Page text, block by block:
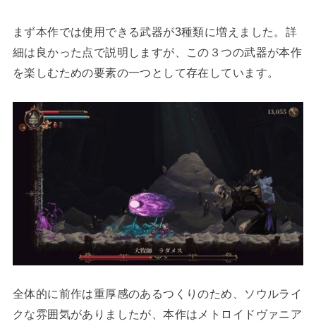
まず本作では使用できる武器が3種類に増えました。詳
細は良かった点で説明しますが、この３つの武器が本作
を楽しむための要素の一つとして存在しています。
全体的に前作は重厚感のあるつくりのため、ソウルライ
クな雰囲気がありましたが、本作はメトロイドヴァニア